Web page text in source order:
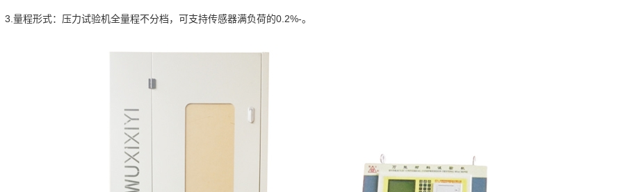
3.量程形式：压力试验机全量程不分档，可支持传感器满负荷的0.2%-。